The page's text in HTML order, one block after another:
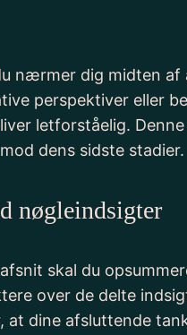
nærmer dig midten
perspektiver eller
letforståelig.
dens sidste stadier.
nøgleindsigter
skal du
over de delte
at dine afsluttende